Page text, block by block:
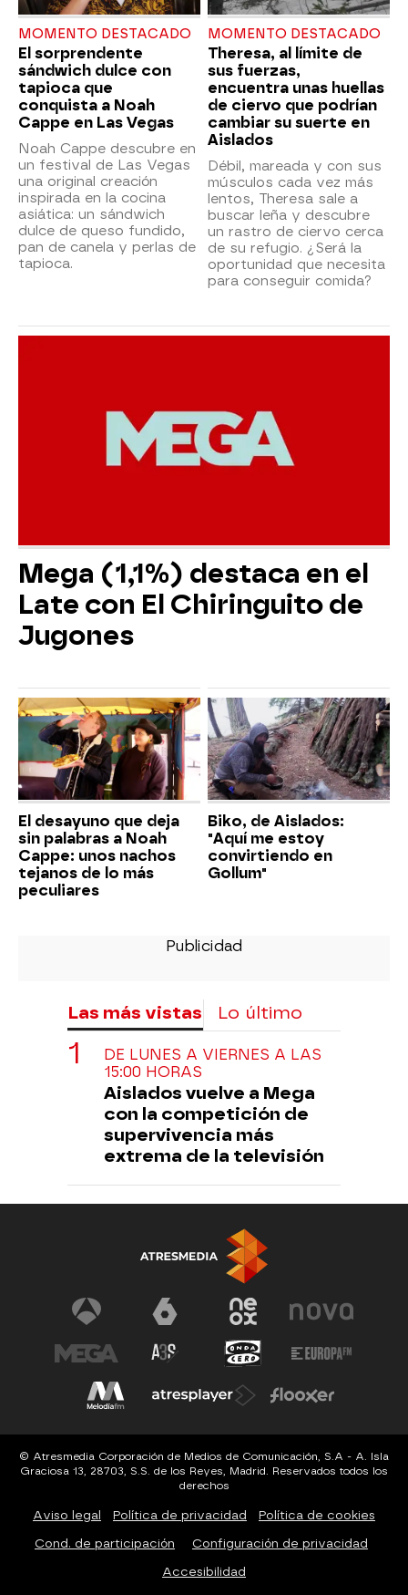
MOMENTO DESTACADO
El sorprendente
sándwich dulce con
tapioca que
conquista a Noah
Cappe en Las Vegas
Noah Cappe descubre en
un festival de Las Vegas
una original creación
inspirada en la cocina
asiática: un sándwich
dulce de queso fundido,
pan de canela y perlas de
tapioca.
MOMENTO DESTACADO
Theresa, al límite de
sus fuerzas,
encuentra unas huellas
de ciervo que podrían
cambiar su suerte en
Aislados
Débil, mareada y con sus
músculos cada vez más
lentos, Theresa sale a
buscar leña y descubre
un rastro de ciervo cerca
de su refugio. ¿Será la
oportunidad que necesita
para conseguir comida?
Mega (1,1%) destaca en el
Late con El Chiringuito de
Jugones
El desayuno que deja
sin palabras a Noah
Cappe: unos nachos
tejanos de lo más
peculiares
Biko, de Aislados:
"Aquí me estoy
convirtiendo en
Gollum"
Las más vistas Lo último
DE LUNES A VIERNES A LAS
15:00 HORAS
Aislados vuelve a Mega
con la competición de
supervivencia más
extrema de la televisión
© Atresmedia Corporación de Medios de Comunicación, S.A - A. Isla
Graciosa 13, 28703, S.S. de los Reyes, Madrid. Reservados todos los
derechos
Aviso legal Política de privacidad Política de cookies
Cond. de participación Configuración de privacidad
Accesibilidad